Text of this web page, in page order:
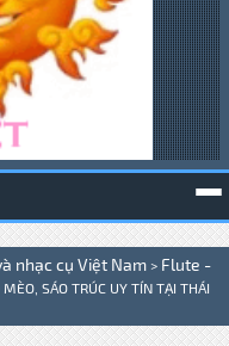
nhạc cụ Việt Nam > Flute -
SÁO TRÚC UY TÍN TẠI THÁI